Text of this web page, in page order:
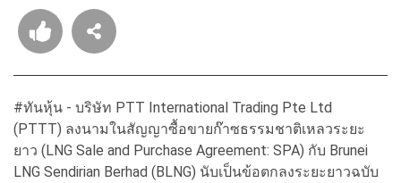
#ทันหุ้น - บริษัท PTT International Trading Pte Ltd
(PTTT) ลงนามในสัญญาซื้อขายก๊าซธรรมชาติเหลวระยะ
ยาว (LNG Sale and Purchase Agreement: SPA) กับ Brunei
LNG Sendirian Berhad (BLNG) นับเป็นข้อตกลงระยะยาวฉบับ